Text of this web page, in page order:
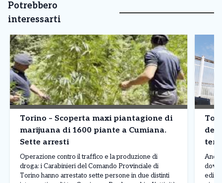
Potrebbero
interessarti
Torino – Scoperta maxi piantagione di
marijuana di 1600 piante a Cumiana.
Sette arresti
Operazione contro il traffico e la produzione di
droga: i Carabinieri del Comando Provinciale di
Torino hanno arrestato sette persone in due distinti
dove